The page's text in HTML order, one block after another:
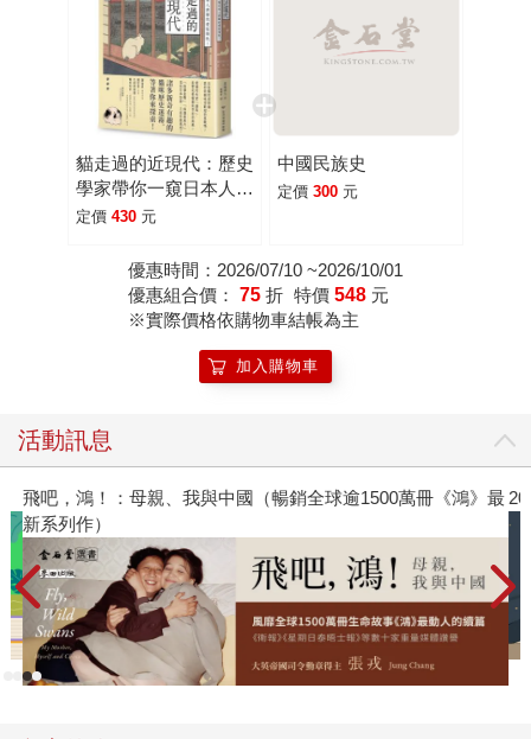
貓走過的近現代：歷史
學家帶你一窺日本人與
貓的愛恨情仇！
定價 430 元
中國民族史
定價 300 元
優惠時間：2026/07/10 ~2026/10/01
優惠組合價： 75 折 特價 548 元
※實際價格依購物車結帳為主
加入購物車
活動訊息
飛吧，鴻！：母親、我與中國（暢銷全球逾1500萬冊《鴻》最
新系列作）